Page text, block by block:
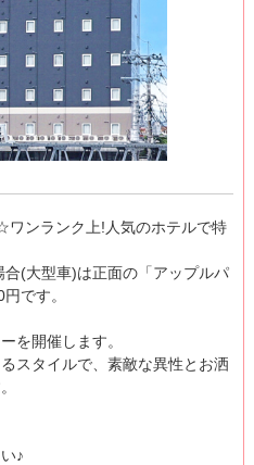
ンランク上!人気のホテルで特
(大型車)は正面の「アップルパ
です。
を開催します。
スタイルで、素敵な異性とお洒
♪